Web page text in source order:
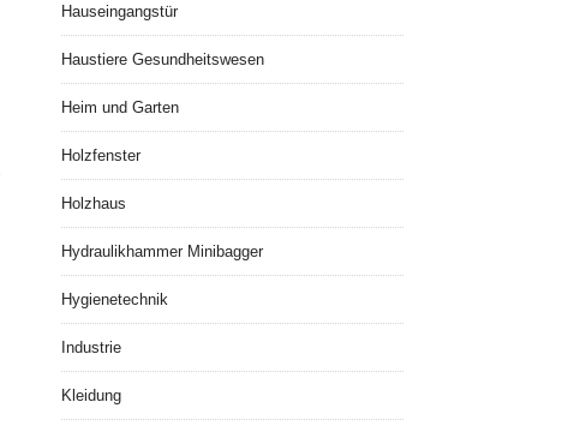
Hauseingangstür
Haustiere Gesundheitswesen
Heim und Garten
Holzfenster
Holzhaus
Hydraulikhammer Minibagger
Hygienetechnik
Industrie
Kleidung